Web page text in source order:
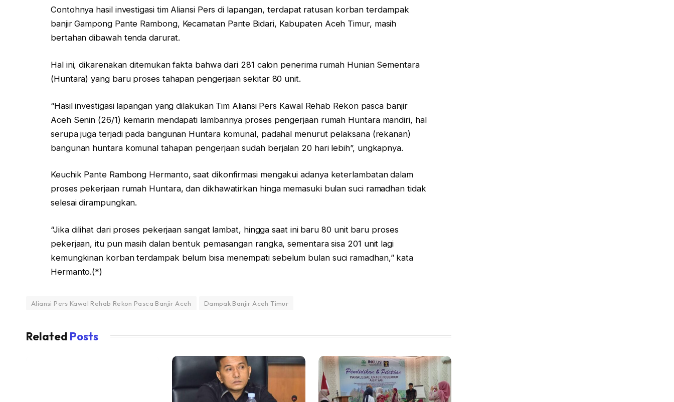
Contohnya hasil investigasi tim Aliansi Pers di lapangan, terdapat ratusan korban terdampak
banjir Gampong Pante Rambong, Kecamatan Pante Bidari, Kabupaten Aceh Timur, masih
bertahan dibawah tenda darurat.
Hal ini, dikarenakan ditemukan fakta bahwa dari 281 calon penerima rumah Hunian Sementara
(Huntara) yang baru proses tahapan pengerjaan sekitar 80 unit.
“Hasil investigasi lapangan yang dilakukan Tim Aliansi Pers Kawal Rehab Rekon pasca banjir
Aceh Senin (26/1) kemarin mendapati lambannya proses pengerjaan rumah Huntara mandiri, hal
serupa juga terjadi pada bangunan Huntara komunal, padahal menurut pelaksana (rekanan)
bangunan huntara komunal tahapan pengerjaan sudah berjalan 20 hari lebih”, ungkapnya.
Keuchik Pante Rambong Hermanto, saat dikonfirmasi mengakui adanya keterlambatan dalam
proses pekerjaan rumah Huntara, dan dikhawatirkan hinga memasuki bulan suci ramadhan tidak
selesai dirampungkan.
“Jika dilihat dari proses pekerjaan sangat lambat, hingga saat ini baru 80 unit baru proses
pekerjaan, itu pun masih dalan bentuk pemasangan rangka, sementara sisa 201 unit lagi
kemungkinan korban terdampak belum bisa menempati sebelum bulan suci ramadhan,” kata
Hermanto.(*)
Aliansi Pers Kawal Rehab Rekon Pasca Banjir Aceh Dampak Banjir Aceh Timur
Related Posts